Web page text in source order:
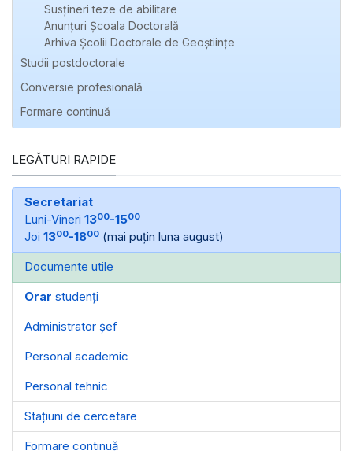
Susțineri teze de abilitare
Anunțuri Școala Doctorală
Arhiva Școlii Doctorale de Geoștiințe
Studii postdoctorale
Conversie profesională
Formare continuă
LEGĂTURI RAPIDE
Secretariat
Luni-Vineri 1300-1500
Joi 1300-1800 (mai puțin luna august)
Documente utile
Orar studenți
Administrator șef
Personal academic
Personal tehnic
Stațiuni de cercetare
Formare continuă